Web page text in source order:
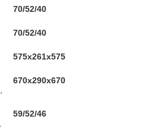
70/52/40
70/52/40
575х261х575
670х290х670
59/52/46